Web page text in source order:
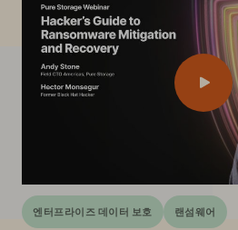
엔터프라이즈 데이터 보호 랜섬웨어